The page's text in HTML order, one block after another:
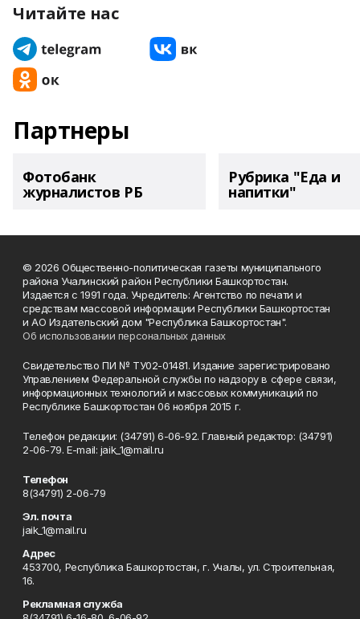
Читайте нас
Партнеры
Фотобанк
журналистов РБ
Рубрика "Еда и
напитки"
© 2026 Общественно-политическая газеты муниципального
района Учалинский район Республики Башкортостан.
Издается с 1991 года. Учредитель: Агентство по печати и
средствам массовой информации Республики Башкортостан
и АО Издательский дом "Республика Башкортостан".
Об использовании персональных данных
Свидетельство ПИ № ТУ02-01481. Издание зарегистрировано
Управлением Федеральной службы по надзору в сфере связи,
информационных технологий и массовых коммуникаций по
Республике Башкортостан 06 ноября 2015 г.
Телефон редакции: (34791) 6-06-92. Главный редактор: (34791)
2-06-79. Е-mаil: jaik_1@mail.ru
Телефон
8(34791) 2-06-79
Эл. почта
jaik_1@mail.ru
Адрес
453700, Республика Башкортостан, г. Учалы, ул. Строительная,
16.
Рекламная служба